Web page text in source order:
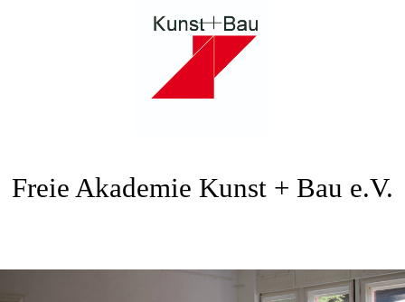
Freie Akademie Kunst + Bau e.V.